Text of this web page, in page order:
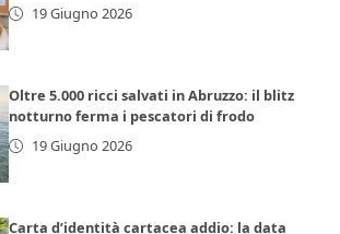
19 Giugno 2026
Oltre 5.000 ricci salvati in Abruzzo: il blitz
notturno ferma i pescatori di frodo
19 Giugno 2026
Carta d’identità cartacea addio: la data